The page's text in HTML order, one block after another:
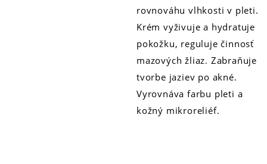
rovnováhu vlhkosti v pleti.
Krém vyživuje a hydratuje
pokožku, reguluje činnosť
mazových žliaz. Zabraňuje
tvorbe jaziev po akné.
Vyrovnáva farbu pleti a
kožný mikroreliéf.